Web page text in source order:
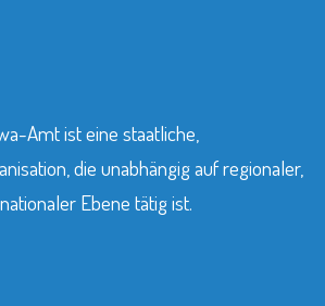
Amt ist eine staatliche,
die unabhängig auf regionaler,
Ebene tätig ist.